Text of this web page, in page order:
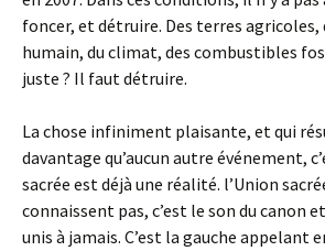
foncer, et détruire. Des terres
humain, du climat, des combustibles
juste ? Il faut détruire.
La chose infiniment plaisante, et qui
davantage qu’aucun autre événement,
sacrée est déjà une réalité. l’Union
connaissent pas, c’est le son du canon
unis à jamais. C’est la gauche appelant